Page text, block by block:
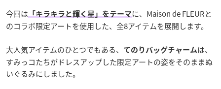
今回は 「キラキラと輝く星」をテーマ に、Maison de FLEURと
のコラボ限定アートを使用した、全8アイテムを展開します。
大人気アイテムのひとつでもある、 てのりバッグチャームは、
すみっコたちがドレスアップした限定アートの姿をそのままぬ
いぐるみにしました。